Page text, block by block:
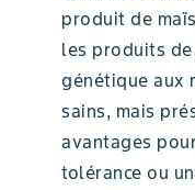
produit de
les produits de
génétique aux
sains, mais
avantages
tolérance ou